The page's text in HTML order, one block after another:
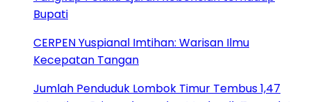
Bupati
CERPEN Yuspianal Imtihan: Warisan Ilmu
Kecepatan Tangan
Jumlah Penduduk Lombok Timur Tembus 1,47